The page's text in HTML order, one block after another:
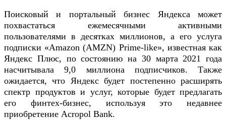
Поисковый и портальный бизнес Яндекса может
похвастаться ежемесячными активными
пользователями в десятках миллионов, а его услуга
подписки «Amazon (AMZN) Prime-like», известная как
Яндекс Плюс, по состоянию на 30 марта 2021 года
насчитывала 9,0 миллиона подписчиков. Также
ожидается, что Яндекс будет постепенно расширять
спектр продуктов и услуг, которые будет предлагать
его финтех-бизнес, используя это недавнее
приобретение Acropol Bank.